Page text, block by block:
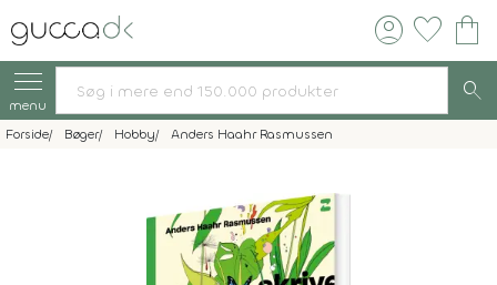
account_circle favorite shopping_bag
menu search
Forside Bøger Hobby Anders Haahr Rasmussen